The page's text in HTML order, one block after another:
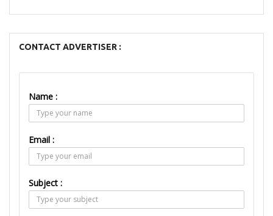
CONTACT ADVERTISER :
Name :
Email :
Subject :